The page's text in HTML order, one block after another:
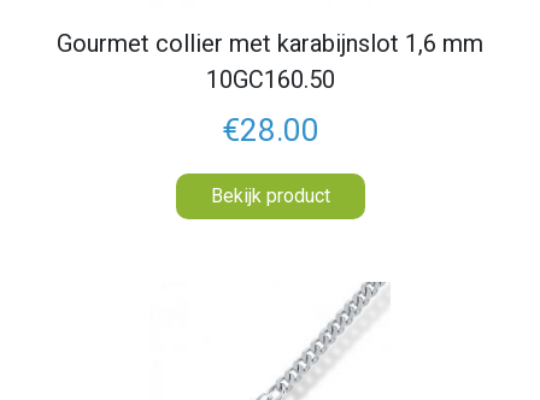
Gourmet collier met karabijnslot 1,6 mm
10GC160.50
€28.00
Bekijk product